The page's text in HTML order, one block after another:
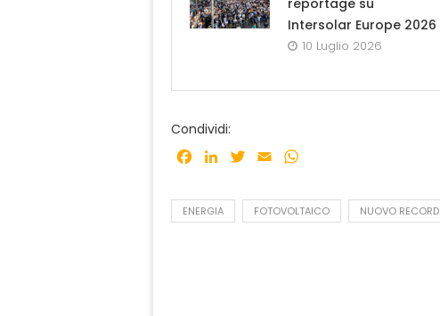
reportage su
Intersolar Europe 2026
10 Luglio 2026
Condividi:
Facebook
LinkedInTwitter
Email
ENERGIA FOTOVOLTAICO NUOVO RECORD